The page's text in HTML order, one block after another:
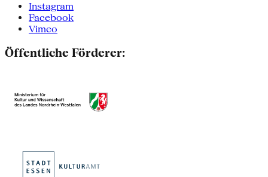
Instagram
Facebook
Vimeo
Öffentliche Förderer: